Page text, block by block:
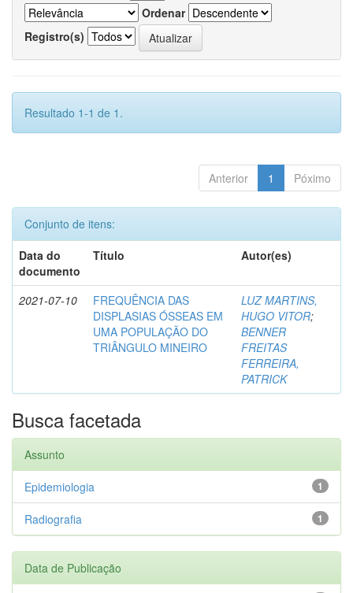
Ordenar
Registro(s)
Resultado 1-1 de 1.
Anterior 1 Póximo
Conjunto de itens:
Data do
documento
Título Autor(es)
2021-07-10
FREQUÊNCIA DAS
DISPLASIAS ÓSSEAS EM
UMA POPULAÇÃO DO
TRIÂNGULO MINEIRO
LUZ MARTINS,
HUGO VITOR;
BENNER
FREITAS
FERREIRA,
PATRICK
Busca facetada
Assunto
1
Epidemiologia
1
Radiografia
Data de Publicação